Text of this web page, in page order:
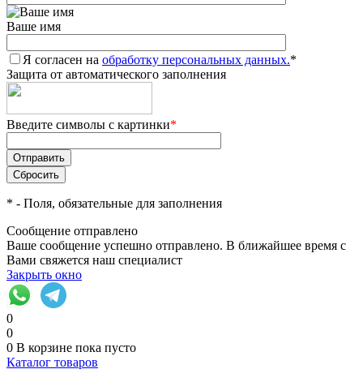
Ваше имя
Я согласен на обработку персональных данных.*
Защита от автоматического заполнения
Введите символы с картинки*
* - Поля, обязательные для заполнения
Сообщение отправлено
Ваше сообщение успешно отправлено. В ближайшее время с
Вами свяжется наш специалист
Закрыть окно
0
0
0 В корзине пока пусто
Каталог товаров